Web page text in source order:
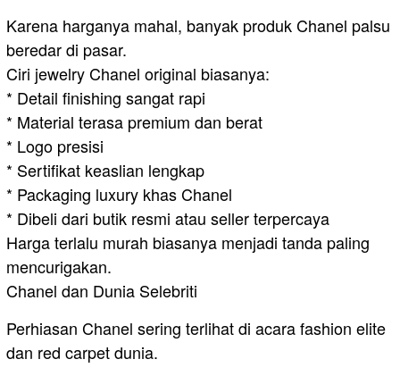
Karena harganya mahal, banyak produk Chanel palsu
beredar di pasar.
Ciri jewelry Chanel original biasanya:
* Detail finishing sangat rapi
* Material terasa premium dan berat
* Logo presisi
* Sertifikat keaslian lengkap
* Packaging luxury khas Chanel
* Dibeli dari butik resmi atau seller terpercaya
Harga terlalu murah biasanya menjadi tanda paling
mencurigakan.
Chanel dan Dunia Selebriti
Perhiasan Chanel sering terlihat di acara fashion elite
dan red carpet dunia.